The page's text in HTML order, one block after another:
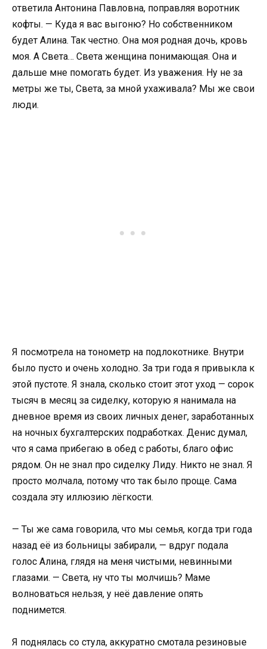
ответила Антонина Павловна, поправляя воротник
кофты. — Куда я вас выгоню? Но собственником
будет Алина. Так честно. Она моя родная дочь, кровь
моя. А Света… Света женщина понимающая. Она и
дальше мне помогать будет. Из уважения. Ну не за
метры же ты, Света, за мной ухаживала? Мы же свои
люди.
Я посмотрела на тонометр на подлокотнике. Внутри
было пусто и очень холодно. За три года я привыкла к
этой пустоте. Я знала, сколько стоит этот уход — сорок
тысяч в месяц за сиделку, которую я нанимала на
дневное время из своих личных денег, заработанных
на ночных бухгалтерских подработках. Денис думал,
что я сама прибегаю в обед с работы, благо офис
рядом. Он не знал про сиделку Лиду. Никто не знал. Я
просто молчала, потому что так было проще. Сама
создала эту иллюзию лёгкости.
— Ты же сама говорила, что мы семья, когда три года
назад её из больницы забирали, — вдруг подала
голос Алина, глядя на меня чистыми, невинными
глазами. — Света, ну что ты молчишь? Маме
волноваться нельзя, у неё давление опять
поднимется.
Я поднялась со стула, аккуратно смотала резиновые